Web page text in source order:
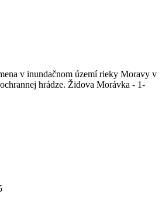
v inundačnom území rieky Moravy v
hrádze. Židova Morávka - 1-